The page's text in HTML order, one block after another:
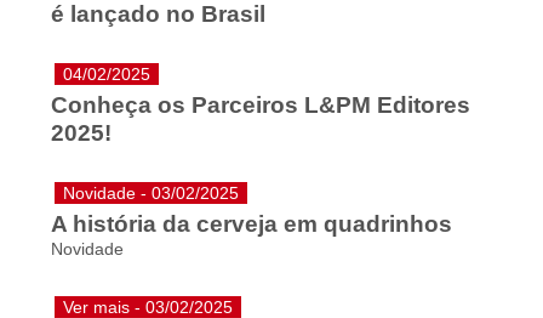
é lançado no Brasil
04/02/2025
Conheça os Parceiros L&PM Editores
2025!
Novidade - 03/02/2025
A história da cerveja em quadrinhos
Novidade
Ver mais - 03/02/2025